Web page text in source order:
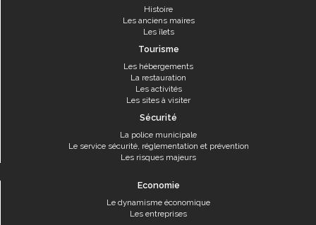
Histoire
Les anciens maires
Les îlets
Tourisme
Les hébergements
La restauration
Les activités
Les sites à visiter
Sécurité
La police municipale
Le service sécurité, réglementation et prévention
Les risques majeurs
Economie
Le dynamisme économique
Les entreprises